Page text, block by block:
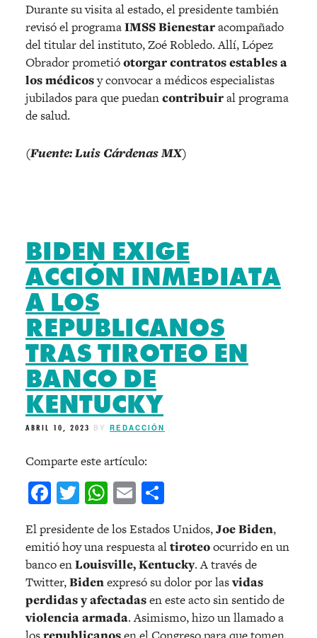
Durante su visita al estado, el presidente también
revisó el programaIMSS Bienestaracompañado
del titular del instituto, Zoé Robledo. Allí, López
Obrador prometióotorgar contratos estables a
los médicosy convocar a médicos especialistas
jubilados para que puedancontribuiral programa
de salud.
(Fuente: Luis Cárdenas MX)
BIDEN EXIGE
ACCIÓN INMEDIATA
A LOS
REPUBLICANOS
TRAS TIROTEO EN
BANCO DE
KENTUCKY
ABRIL 10, 2023 BY REDACCIÓN
Comparte este artículo:
Facebook
Twitter
WhatsApp
Email
El presidente de los Estados Unidos,Joe Biden,
emitió hoy una respuesta altiroteoocurrido en un
banco enLouisville, Kentucky. A través de
Twitter,Bidenexpresó su dolor por lasvidas
perdidas y afectadasen este acto sin sentido de
violencia armada. Asimismo, hizo un llamado a